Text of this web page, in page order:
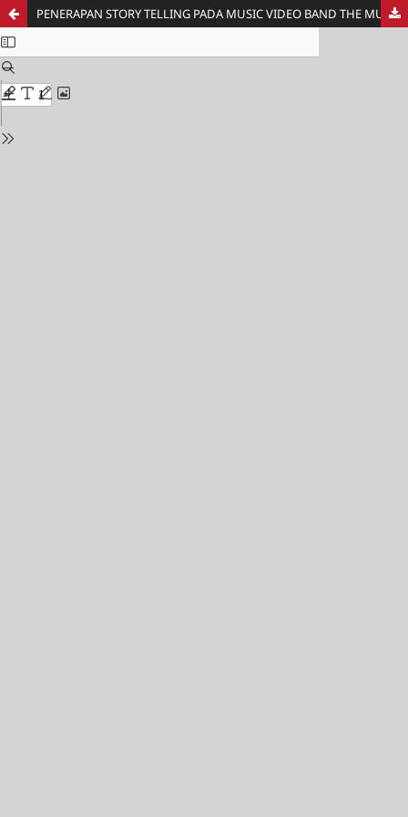
PENERAPAN STORY TELLING PADA MUSIC VIDEO BAND THE MUNCHEIS